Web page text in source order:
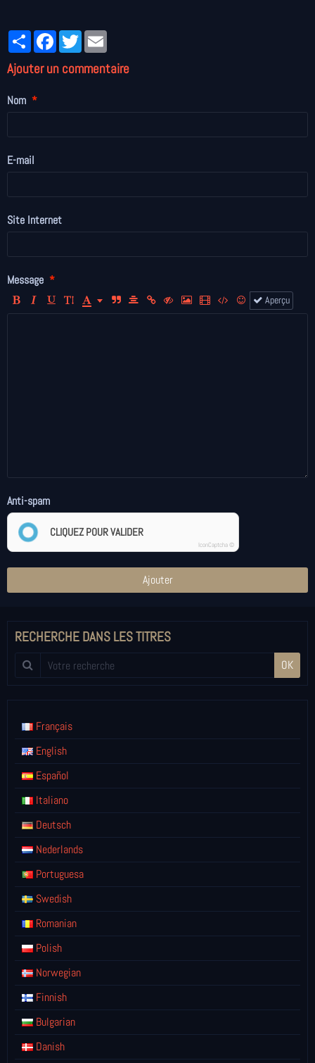
PartagerFacebookTwitter
Ajouter un commentaire
Nom
E-mail
Site Internet
Message
Aperçu
Anti-spam
CLIQUEZ POUR VALIDER
IconCaptcha ©
Ajouter
RECHERCHE DANS LES TITRES
OK
Français
English
Español
Italiano
Deutsch
Nederlands
Portuguesa
Swedish
Romanian
Polish
Norwegian
Finnish
Bulgarian
Danish